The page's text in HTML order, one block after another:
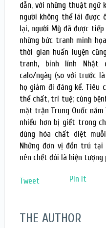
dẫn, với những thuật
người không thể lái được
lại, người Mỹ đã được
những bức tranh minh
thời gian huấn luyện
tranh, binh lính Nhật
calo/ngày (so với trước
họ giảm đi đáng kể. Tiêu
thể chất, trí tuệ; cùng
mặt trận Trung Quốc năm
nhiều hơn bị giết trong
dùng hóa chất diệt
Những đơn vị đồn trú tại
nên chết đói là hiện tượng
Tweet Pin It
THE AUTHOR